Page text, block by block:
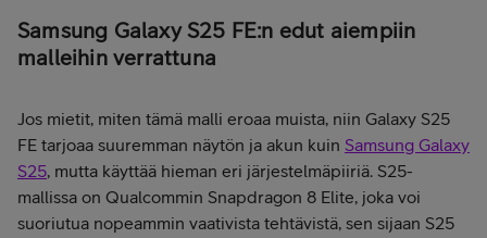
Samsung Galaxy S25 FE:n edut aiempiin
malleihin verrattuna
Jos mietit, miten tämä malli eroaa muista, niin Galaxy S25
FE tarjoaa suuremman näytön ja akun kuin Samsung Galaxy
S25, mutta käyttää hieman eri järjestelmäpiiriä. S25-
mallissa on Qualcommin Snapdragon 8 Elite, joka voi
suoriutua nopeammin vaativista tehtävistä, sen sijaan S25